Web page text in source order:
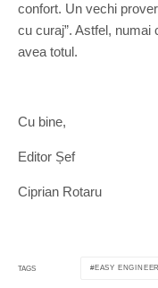
confort. Un vechi
cu curaj”. Astfel,
avea totul.
Cu bine,
Editor Șef
Ciprian Rotaru
TAGS EASY